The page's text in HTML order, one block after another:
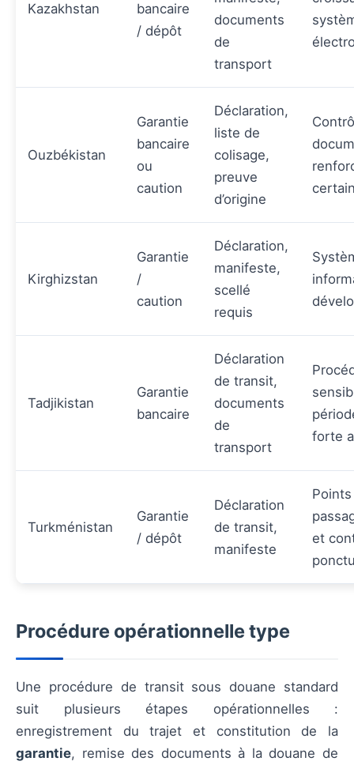
Kazakhstan
bancaire
/ dépôt
documents
de
transport
Ouzbékistan
Garantie
bancaire
ou
caution
Déclaration,
liste de
colisage,
preuve
d’origine
Kirghizstan
Garantie
/
caution
Déclaration,
manifeste,
scellé
requis
Tadjikistan
Garantie
bancaire
Déclaration
de transit,
documents
de
transport
forte
Turkménistan
Garantie
/ dépôt
Déclaration
de transit,
manifeste
et
Procédure opérationnelle type
Une procédure de transit sous douane standard
suit plusieurs étapes opérationnelles :
enregistrement du trajet et constitution de la
garantie, remise des documents à la douane de